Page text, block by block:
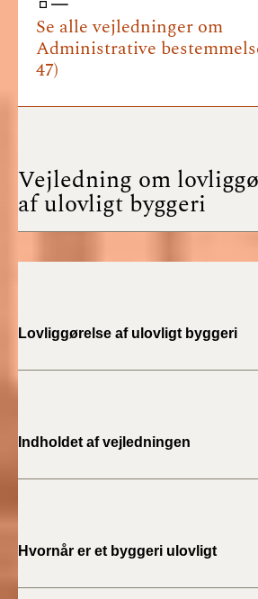
2024)
BR18 (1/1- 30/06
2024)
BR18 (17/9 - 31/12
2022)
2022)
BR18 (29/6 - 31/12
2021)
BR18 (10/3-30/6
Se alle vejledninger om
Administrative
47)
Vejledning om
af ulovligt byggeri
Lovliggørelse af ulovligt byggeri
Indholdet af vejledningen
Hvornår er et byggeri ulovligt